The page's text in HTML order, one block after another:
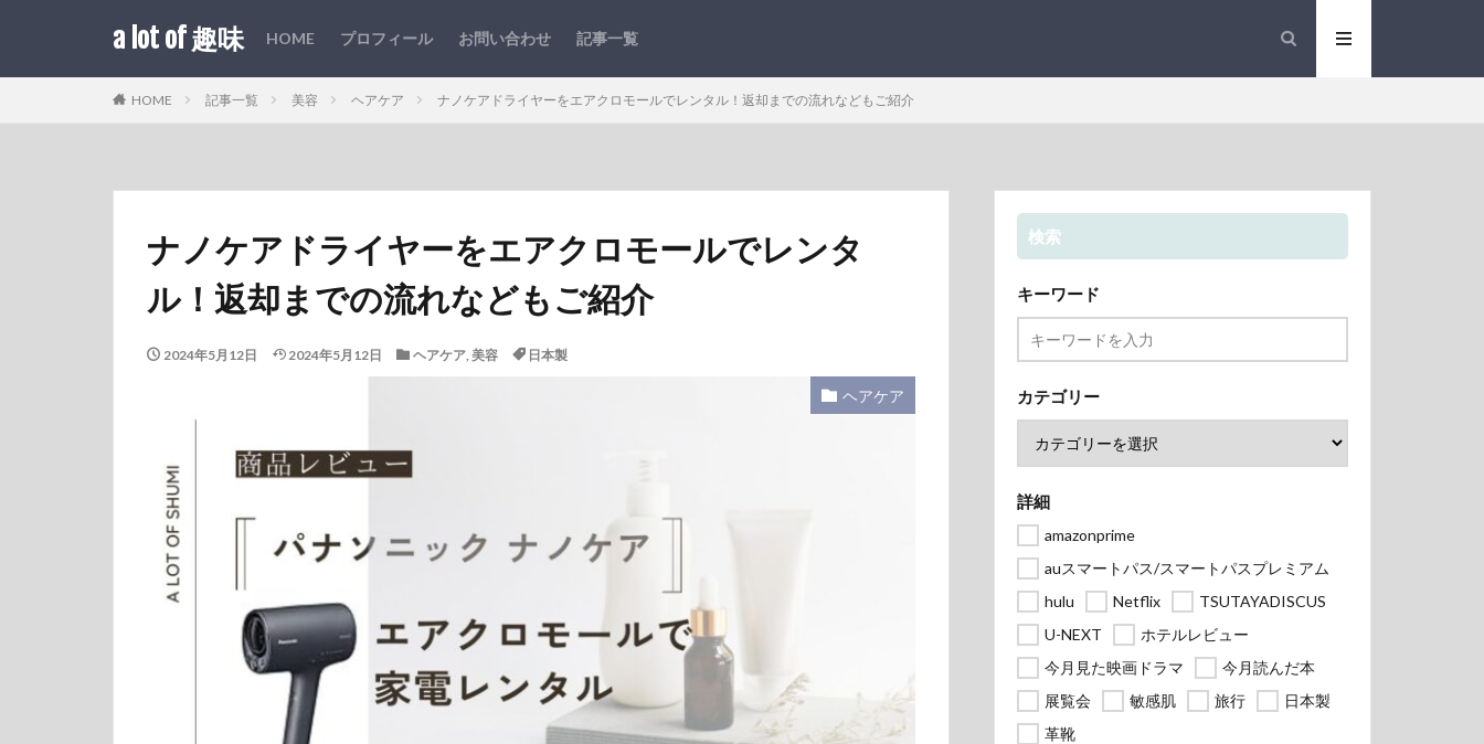
a lot of 趣味 HOME プロフィール お問い合わせ 記事一覧
HOME 記事一覧 美容 ヘアケア ナノケアドライヤーをエアクロモールでレンタル！返却までの流れなどもご紹介
ナノケアドライヤーをエアクロモールでレンタ
ル！返却までの流れなどもご紹介
2024年5月12日 2024年5月12日 ヘアケア, 美容 日本製
ヘアケア
検索
キーワード
カテゴリー
詳細
amazonprime
auスマートパス/スマートパスプレミアム
hulu
Netflix
TSUTAYADISCUS
U-NEXT
ホテルレビュー
今月見た映画ドラマ
今月読んだ本
展覧会
敏感肌 旅行
日本製
革靴